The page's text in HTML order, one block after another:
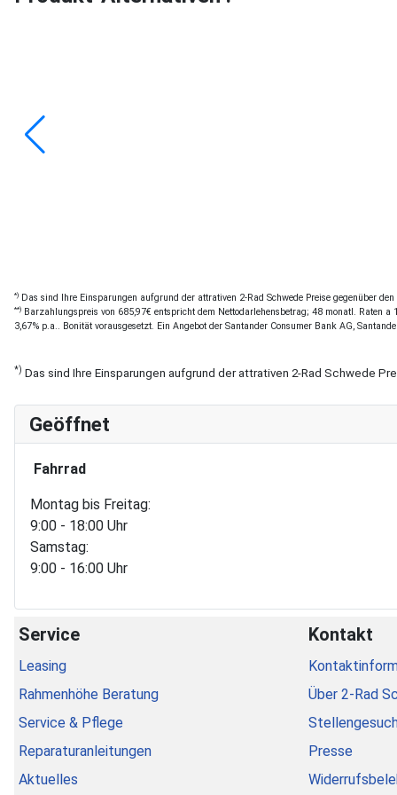
*) Das sind Ihre Einsparungen aufgrund der attrativen 2-Rad Schwede Preise gegenüber
**) Barzahlungspreis von 685,97€ entspricht dem Nettodarlehensbetrag; 48 monatl. Raten
3,67% p.a.. Bonität vorausgesetzt. Ein Angebot der Santander Consumer Bank AG,
*) Das sind Ihre Einsparungen aufgrund der attrativen 2-Rad Schwede
Geöffnet
Fahrrad
Montag bis Freitag:
9:00 - 18:00 Uhr
Samstag:
9:00 - 16:00 Uhr
Service
Leasing
Rahmenhöhe Beratung
Service & Pflege
Reparaturanleitungen
Aktuelles
Kontakt
Über 2-Rad
Presse